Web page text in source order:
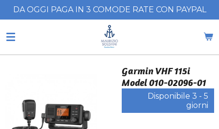
Vai
al
contenuto
DA OGGI PAGA IN 3 COMODE RATE CON PAYPAL
Garmin VHF 115i
Model 010-02096-01
Disponibile 3 - 5
giorni